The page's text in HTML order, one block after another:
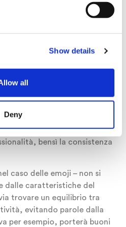
Show details
all
Deny
può davvero fare la
meglio accolto di una
“ermetica”.
fiducia rispetto al
non è il tono austero a
bensì la consistenza
caso delle emoji – non si
dalle caratteristiche del
trovare un equilibrio tra
evitando parole dalla
per esempio, porterà buoni